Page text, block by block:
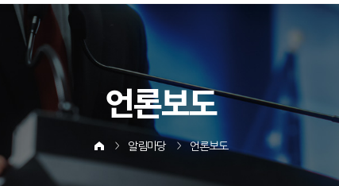
언론보도
알림마당 언론보도